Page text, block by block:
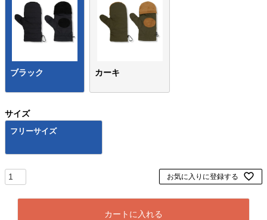
ブラック カーキ
サイズ
フリーサイズ
お気に入りに登録する
カートに入れる